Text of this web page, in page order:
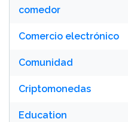
comedor
Comercio electrónico
Comunidad
Criptomonedas
Education